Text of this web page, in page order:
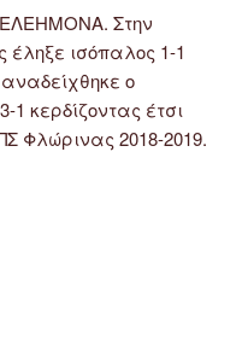
Στην
ισόπαλος 1-1
ο
κερδίζοντας έτσι
Φλώρινας 2018-2019.